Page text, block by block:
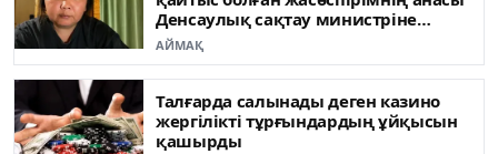
Денсаулық сақтау министріне
жүгінді
АЙМАҚ
Талғарда салынады деген казино
жергілікті тұрғындардың ұйқысын
қашырды